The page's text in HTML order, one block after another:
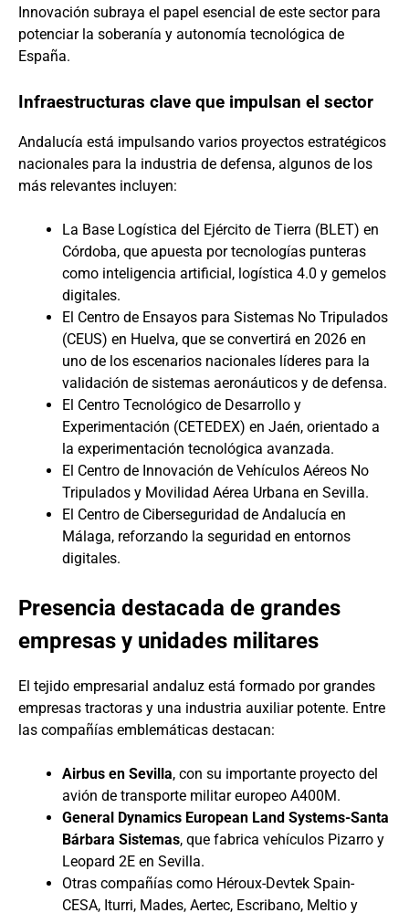
Innovación subraya el papel esencial de este sector para
potenciar la soberanía y autonomía tecnológica de
España.
Infraestructuras clave que impulsan el sector
Andalucía está impulsando varios proyectos estratégicos
nacionales para la industria de defensa, algunos de los
más relevantes incluyen:
La Base Logística del Ejército de Tierra (BLET) en
Córdoba, que apuesta por tecnologías punteras
como inteligencia artificial, logística 4.0 y gemelos
digitales.
El Centro de Ensayos para Sistemas No Tripulados
(CEUS) en Huelva, que se convertirá en 2026 en
uno de los escenarios nacionales líderes para la
validación de sistemas aeronáuticos y de defensa.
El Centro Tecnológico de Desarrollo y
Experimentación (CETEDEX) en Jaén, orientado a
la experimentación tecnológica avanzada.
El Centro de Innovación de Vehículos Aéreos No
Tripulados y Movilidad Aérea Urbana en Sevilla.
El Centro de Ciberseguridad de Andalucía en
Málaga, reforzando la seguridad en entornos
digitales.
Presencia destacada de grandes
empresas y unidades militares
El tejido empresarial andaluz está formado por grandes
empresas tractoras y una industria auxiliar potente. Entre
las compañías emblemáticas destacan:
Airbus en Sevilla, con su importante proyecto del
avión de transporte militar europeo A400M.
General Dynamics European Land Systems-Santa
Bárbara Sistemas, que fabrica vehículos Pizarro y
Leopard 2E en Sevilla.
Otras compañías como Héroux-Devtek Spain-
CESA, Iturri, Mades, Aertec, Escribano, Meltio y